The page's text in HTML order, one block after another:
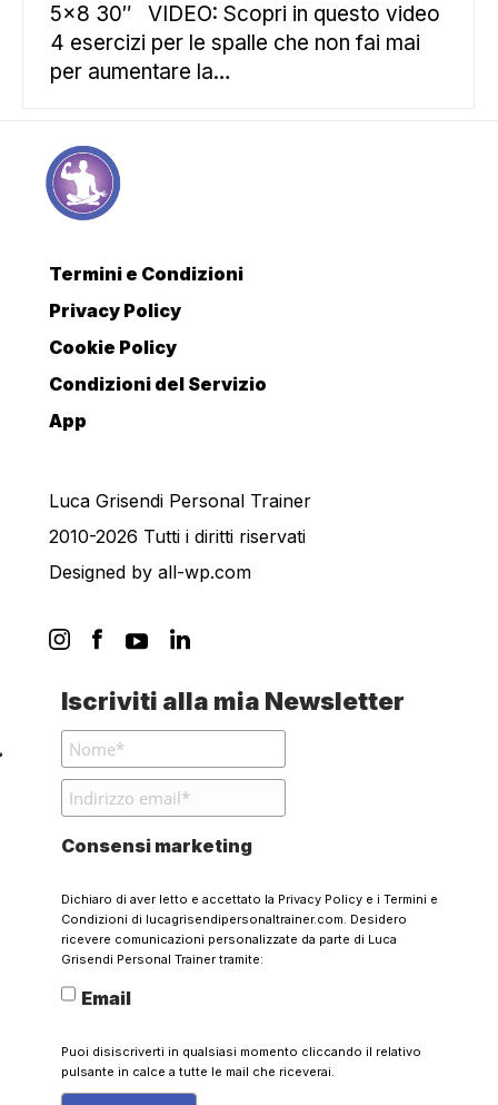
5×8 30″ VIDEO: Scopri in questo video
4 esercizi per le spalle che non fai mai
per aumentare la…
Termini e Condizioni
Privacy Policy
Cookie Policy
Condizioni del Servizio
App
Luca Grisendi Personal Trainer
2010-2026 Tutti i diritti riservati
Designed by all-wp.com
Iscriviti alla mia Newsletter
Consensi marketing
Dichiaro di aver letto e accettato la Privacy Policye i Termini e
Condizioni di lucagrisendipersonaltrainer.com. Desidero
ricevere comunicazioni personalizzate da parte di Luca
Grisendi Personal Trainer tramite:
Email
Puoi disiscriverti in qualsiasi momento cliccando il relativo
pulsante in calce a tutte le mail che riceverai.